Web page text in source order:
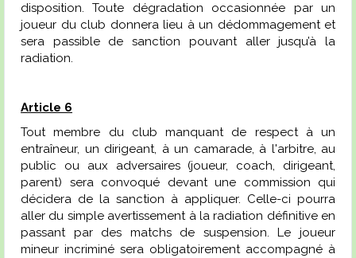
disposition. Toute dégradation occasionnée par un
joueur du club donnera lieu à un dédommagement et
sera passible de sanction pouvant aller jusqu’à la
radiation.
Article 6
Tout membre du club manquant de respect à un
entraîneur, un dirigeant, à un camarade, à l'arbitre, au
public ou aux adversaires (joueur, coach, dirigeant,
parent) sera convoqué devant une commission qui
décidera de la sanction à appliquer. Celle-ci pourra
aller du simple avertissement à la radiation définitive en
passant par des matchs de suspension. Le joueur
mineur incriminé sera obligatoirement accompagné à